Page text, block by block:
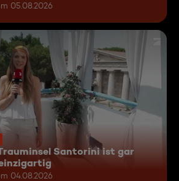
05.08.2026
Santorini ist gar
04.08.2026